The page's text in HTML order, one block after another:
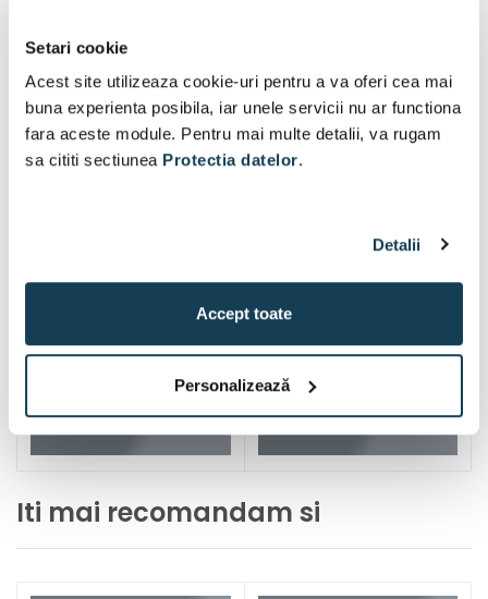
Setari cookie
Acest site utilizeaza cookie-uri pentru a va oferi cea mai
buna experienta posibila, iar unele servicii nu ar functiona
fara aceste module. Pentru mai multe detalii, va rugam
sa cititi sectiunea Protectia datelor.
Detalii
Accept toate
Personalizează
Iti mai recomandam si